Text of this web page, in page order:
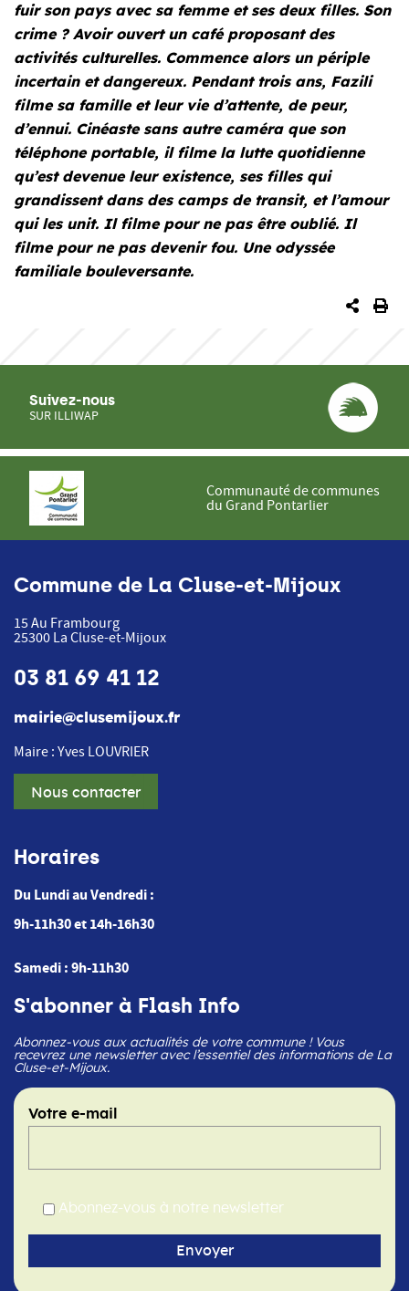
fuir son pays avec sa femme et ses deux filles. Son
crime ? Avoir ouvert un café proposant des
activités culturelles. Commence alors un périple
incertain et dangereux. Pendant trois ans, Fazili
filme sa famille et leur vie d’attente, de peur,
d’ennui. Cinéaste sans autre caméra que son
téléphone portable, il filme la lutte quotidienne
qu’est devenue leur existence, ses filles qui
grandissent dans des camps de transit, et l’amour
qui les unit. Il filme pour ne pas être oublié. Il
filme pour ne pas devenir fou. Une odyssée
familiale bouleversante.
Suivez-nous
SUR ILLIWAP
Communauté de communes
du Grand Pontarlier
Commune de La Cluse-et-Mijoux
15 Au Frambourg
25300 La Cluse-et-Mijoux
03 81 69 41 12
mairie@clusemijoux.fr
Maire : Yves LOUVRIER
Nous contacter
Horaires
Du Lundi au Vendredi :
9h-11h30 et 14h-16h30
Samedi : 9h-11h30
S'abonner à Flash Info
Abonnez-vous aux actualités de votre commune ! Vous
recevrez une newsletter avec l’essentiel des informations de La
Cluse-et-Mijoux.
Votre e-mail
Abonnez-vous à notre newsletter